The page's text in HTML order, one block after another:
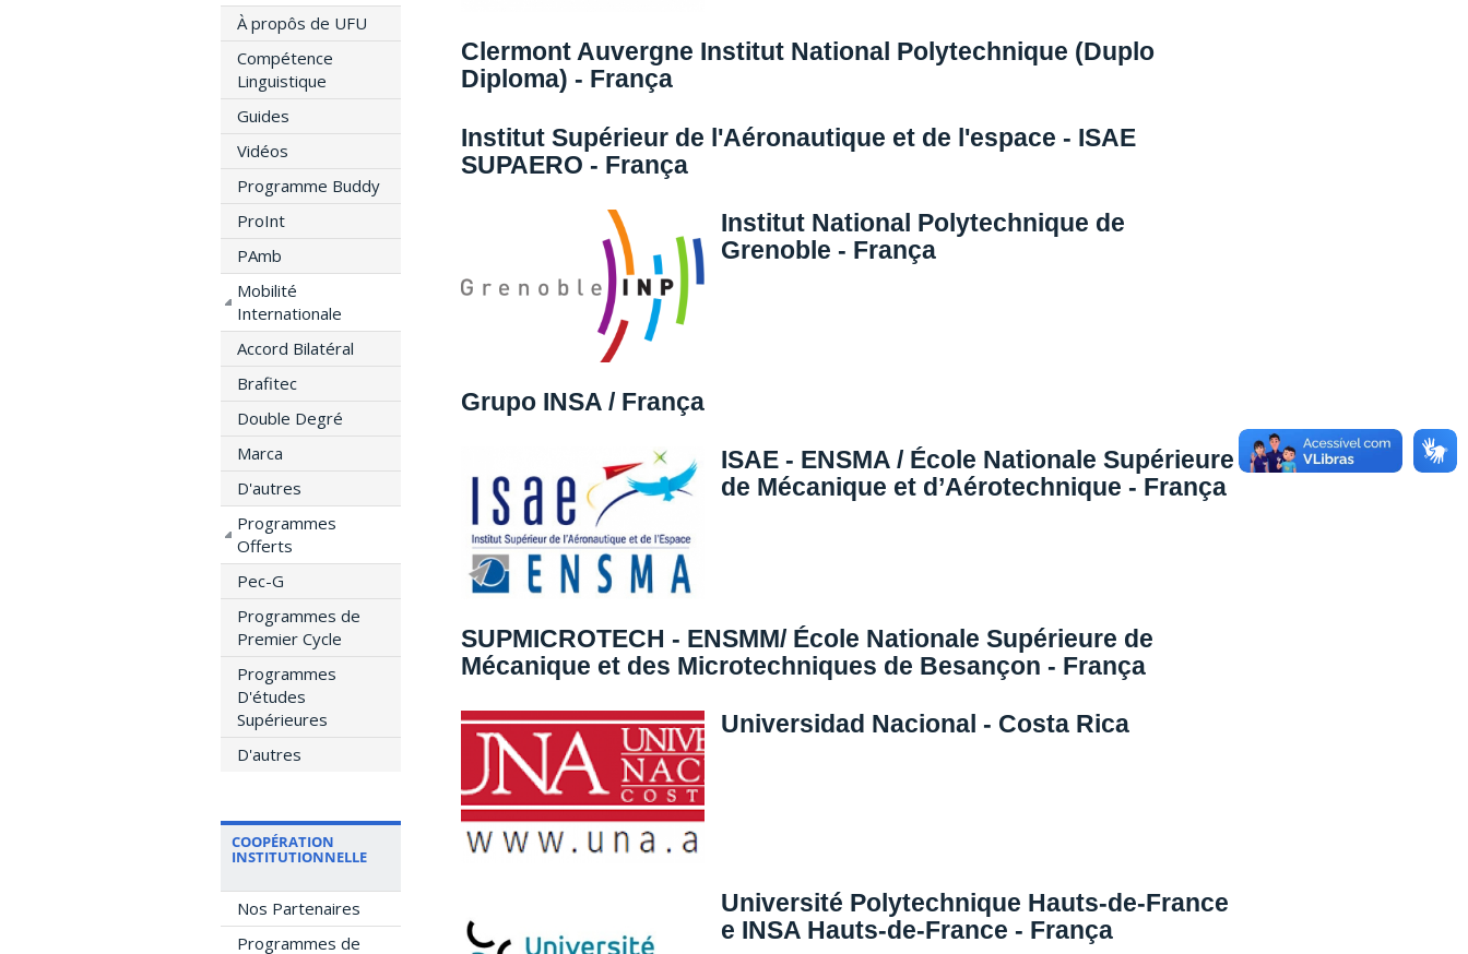
À propôs de UFU
Compétence
Linguistique
Guides
Vidéos
Programme Buddy
ProInt
PAmb
Mobilité
Internationale
Accord Bilatéral
Brafitec
Double Degré
Marca
D'autres
Programmes
Offerts
Pec-G
Programmes de
Premier Cycle
Programmes
D'études
Supérieures
D'autres
COOPÉRATION
INSTITUTIONNELLE
Nos Partenaires
Programmes de
Clermont Auvergne Institut National Polytechnique (Duplo
Diploma) - França
Institut Supérieur de l'Aéronautique et de l'espace - ISAE
SUPAERO - França
Institut National Polytechnique de
Grenoble - França
Grupo INSA / França
ISAE - ENSMA / École Nationale Supérieure
de Mécanique et d’Aérotechnique - França
SUPMICROTECH - ENSMM/ École Nationale Supérieure de
Mécanique et des Microtechniques de Besançon - França
Universidad Nacional - Costa Rica
Université Polytechnique Hauts-de-France
e INSA Hauts-de-France - França